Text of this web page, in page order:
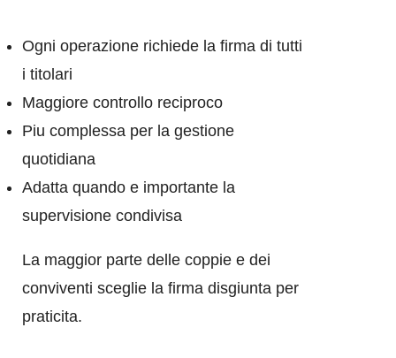
Ogni operazione richiede la firma di tutti
i titolari
Maggiore controllo reciproco
Piu complessa per la gestione
quotidiana
Adatta quando e importante la
supervisione condivisa
La maggior parte delle coppie e dei
conviventi sceglie la firma disgiunta per
praticita.